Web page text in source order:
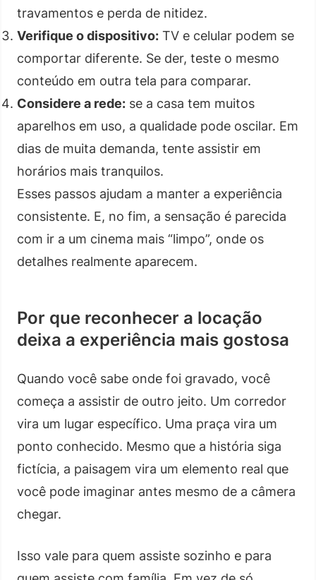
travamentos e perda de nitidez.
Verifique o dispositivo: TV e celular podem se
comportar diferente. Se der, teste o mesmo
conteúdo em outra tela para comparar.
Considere a rede: se a casa tem muitos
aparelhos em uso, a qualidade pode oscilar. Em
dias de muita demanda, tente assistir em
horários mais tranquilos.
Esses passos ajudam a manter a experiência
consistente. E, no fim, a sensação é parecida
com ir a um cinema mais “limpo”, onde os
detalhes realmente aparecem.
Por que reconhecer a locação
deixa a experiência mais gostosa
Quando você sabe onde foi gravado, você
começa a assistir de outro jeito. Um corredor
vira um lugar específico. Uma praça vira um
ponto conhecido. Mesmo que a história siga
fictícia, a paisagem vira um elemento real que
você pode imaginar antes mesmo de a câmera
chegar.
Isso vale para quem assiste sozinho e para